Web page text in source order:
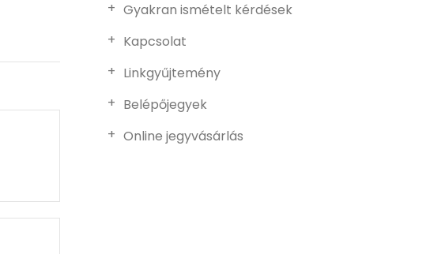
Gyakran ismételt kérdések
Kapcsolat
Linkgyűjtemény
Belépőjegyek
Online jegyvásárlás